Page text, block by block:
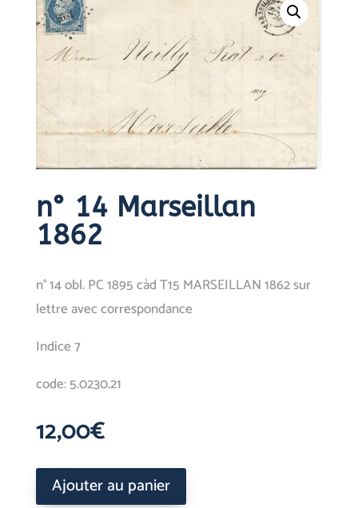
n° 14 Marseillan
1862
n° 14 obl. PC 1895 càd T15 MARSEILLAN 1862 sur
lettre avec correspondance
Indice 7
code: 5.0230.21
12,00€
Ajouter au panier